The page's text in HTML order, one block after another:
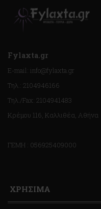
Fylaxta.gr
E-mail: info@fylaxta.gr
Τηλ.: 2104946166
Τηλ./Fax: 2104941483
Κρέμου 116, Καλλιθέα, Αθήνα
ΓΕΜΗ : 056925409000
ΧΡΗΣΙΜΑ